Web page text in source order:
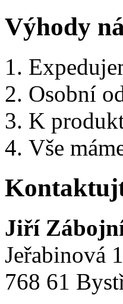
Výhody
Osobní
K
Vše
Jiří
Jeřabinová
768 61